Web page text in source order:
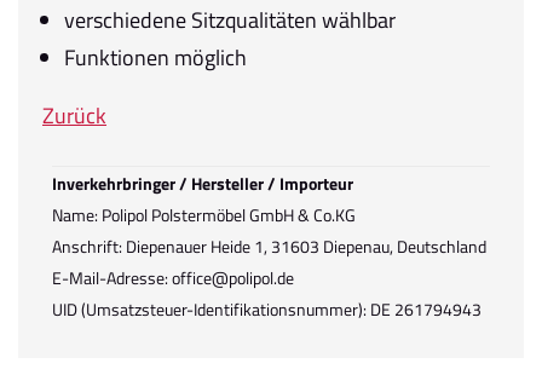
verschiedene Sitzqualitäten wählbar
Funktionen möglich
Zurück
Inverkehrbringer / Hersteller / Importeur
Name: Polipol Polstermöbel GmbH & Co.KG
Anschrift: Diepenauer Heide 1, 31603 Diepenau, Deutschland
E-Mail-Adresse: office@polipol.de
UID (Umsatzsteuer-Identifikationsnummer): DE 261794943